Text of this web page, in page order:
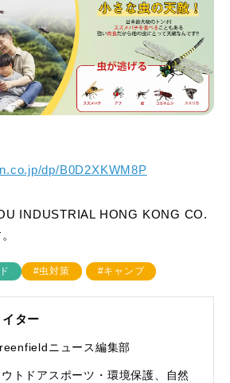
dp/B0D2XKWM8P
INDUSTRIAL HONG KONG CO.
#虫対策 #キャンプ
イター
ニュース編集部
ウトドアスポーツ・環境保護、自然